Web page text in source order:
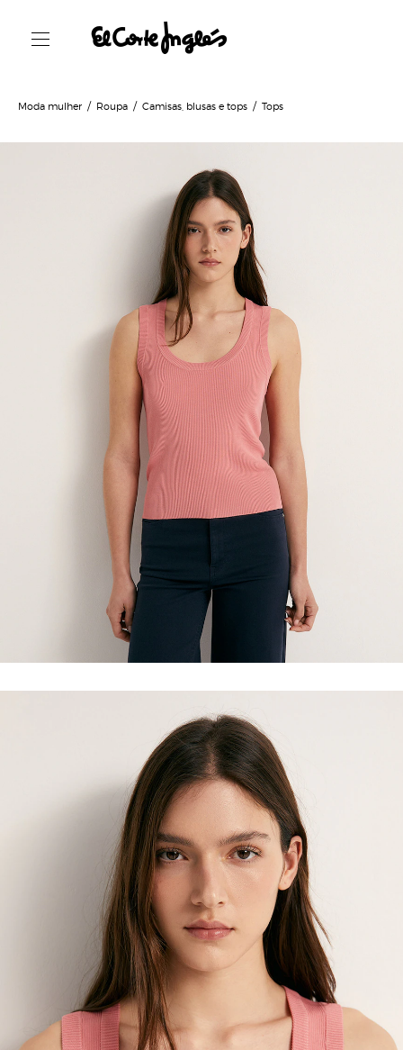
Moda mulher Roupa Camisas, blusas e tops Tops